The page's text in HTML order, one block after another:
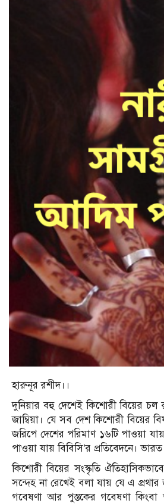
হারুনূর রশীদ।।
দুনিয়ার বহু দেশেই কিশোরী বিয়ের চল
জাম্বিয়া। যে সব দেশ কিশোরী বিয়ের
জরিপে দেশের পরিমাণ ১৬টি পাওয়া
পাওয়া যায় বিবিসি’র প্রতিবেদনে।
কিশোরী বিয়ের সংস্কৃতি
সন্দেহ না রেখেই বলা যায় যে এ প্রথার
গবেষণা আর পুস্তকের গবেষণা